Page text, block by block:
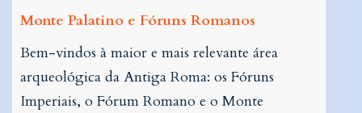
Monte Palatino e Fóruns Romanos
Bem-vindos à maior e mais relevante área
arqueológica da Antiga Roma: os Fóruns
Imperiais, o Fórum Romano e o Monte